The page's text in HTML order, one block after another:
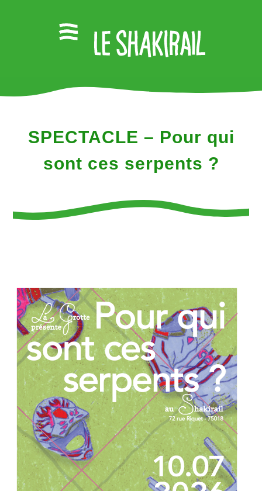
SPECTACLE – Pour qui
sont ces serpents ?